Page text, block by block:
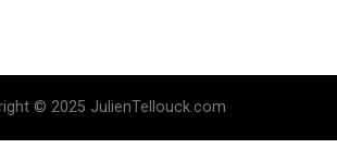
© 2025 JulienTellouck.com